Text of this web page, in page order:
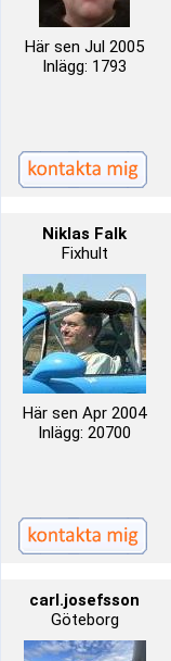
Här sen Jul 2005
Inlägg: 1793
Niklas Falk
Fixhult
Här sen Apr 2004
Inlägg: 20700
carl.josefsson
Göteborg